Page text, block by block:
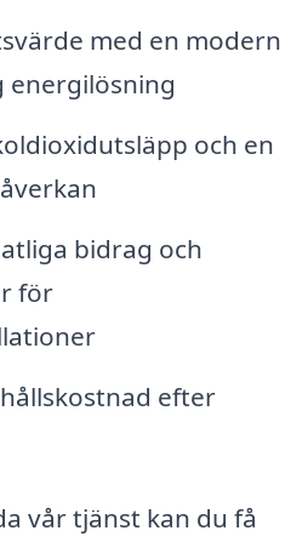
med en modern
energilösning
och en
bidrag och
för
efter
vår tjänst kan du få